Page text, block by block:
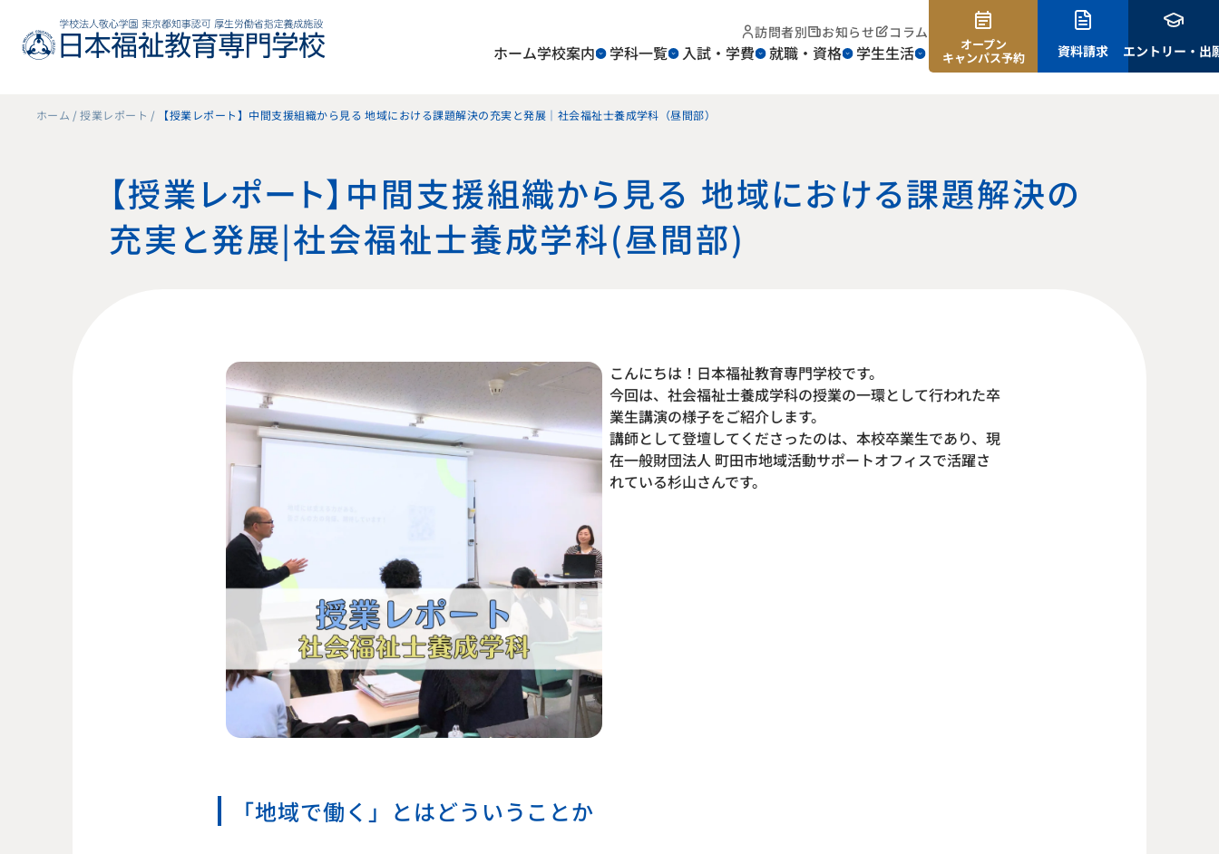
訪問者別 お知らせ コラム
ホーム学校案内 学科一覧 入試・学費 就職・資格 学生生活 オープン
キャンパス予約 資料請求 エントリー・出
ホーム 授業レポート 【授業レポート】中間支援組織から見る 地域における課題解決の充実と発展｜社会福祉士養成学科（昼間部）
【授業レポート】中間支援組織から見る 地域における課題解決の
充実と発展｜社会福祉士養成学科（昼間部）
こんにちは！日本福祉教育専門学校です。
今回は、社会福祉士養成学科の授業の一環として行われた卒
業生講演の様子をご紹介します。
講師として登壇してくださったのは、本校卒業生であり、現
在一般財団法人 町田市地域活動サポートオフィスで活躍さ
れている杉山さんです。
「地域で働く」とはどういうことか